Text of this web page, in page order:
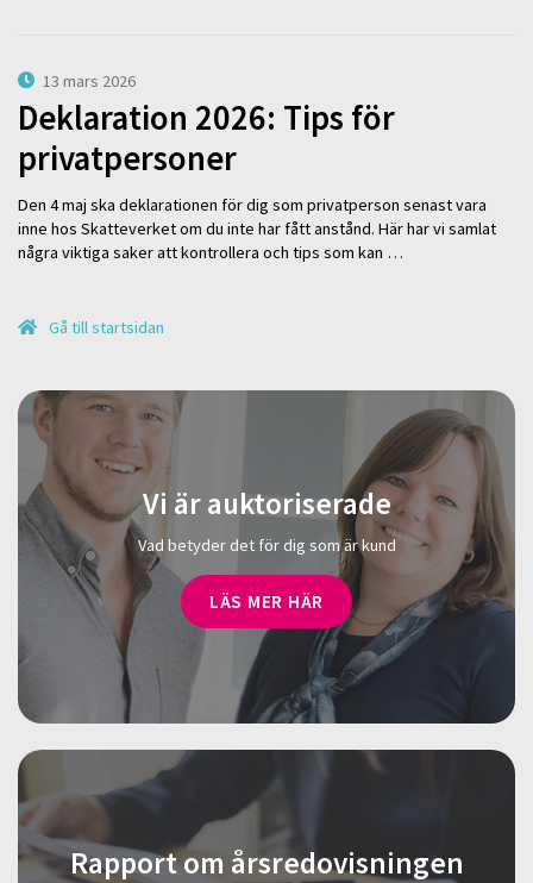
13 mars 2026
Deklaration 2026: Tips för
privatpersoner
Den 4 maj ska deklarationen för dig som privatperson senast vara
inne hos Skatteverket om du inte har fått anstånd. Här har vi samlat
några viktiga saker att kontrollera och tips som kan …
Gå till startsidan
Vi är auktoriserade
Vad betyder det för dig som är kund
LÄS MER HÄR
Rapport om årsredovisningen